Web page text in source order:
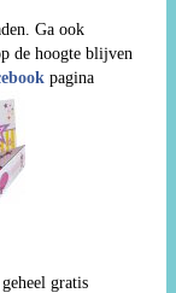
Ga ook
de hoogte blijven
pagina
gratis